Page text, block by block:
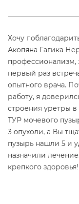
Хочу
Акопяна Гагика
профессионализм,
первый раз
опытного врача.
работу, я
строения уретры
ТУР мочевого
3 опухоли, а Вы
пузырь нашли 5 и
назначили
крепкого